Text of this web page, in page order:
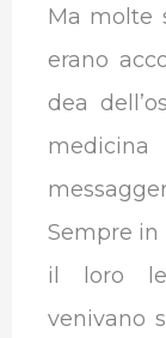
Ma molte
erano
dea
Sempre in
il loro
venivano